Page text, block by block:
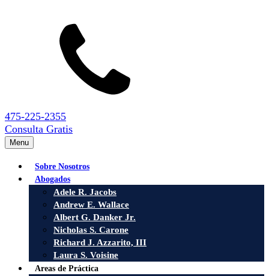
475-225-2355
Consulta Gratis
Menu
Sobre Nosotros
Abogados
Adele R. Jacobs
Andrew E. Wallace
Albert G. Danker Jr.
Nicholas S. Carone
Richard J. Azzarito, III
Laura S. Voisine
Areas de Práctica